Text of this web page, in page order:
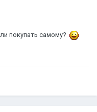
покупать самому?